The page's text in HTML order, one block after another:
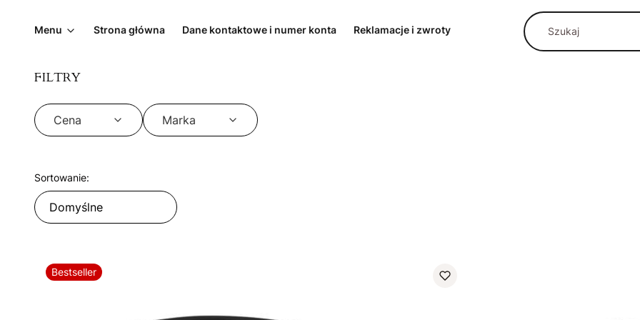
Menu Strona główna Dane kontaktowe i numer konta Reklamacje i zwroty
FILTRY
Cena Marka
Lista produktów
Sortowanie:
Domyślne
Bestseller